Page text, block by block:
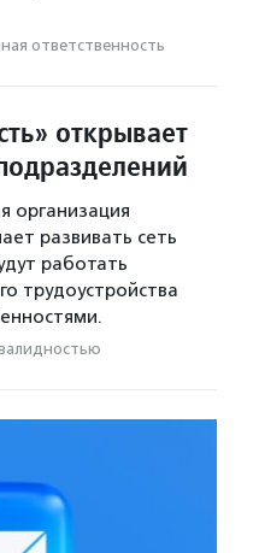
ответственность
открывает
организация
развивать сеть
работать
трудоустройства